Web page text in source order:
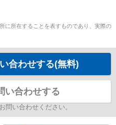
に所在することを表すものであり、実際の
合わせする(無料)
い合わせする
問い合わせください。